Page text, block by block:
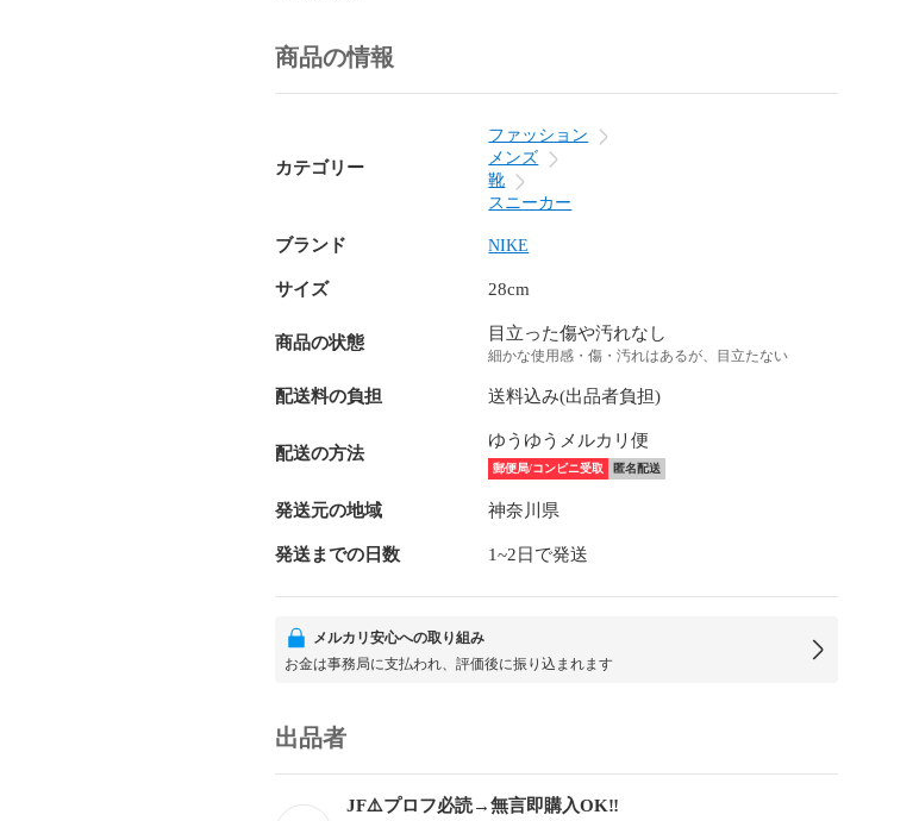
商品の情報
カテゴリー
ファッション
メンズ
靴
スニーカー
ブランド NIKE
サイズ 28cm
商品の状態 目立った傷や汚れなし
細かな使用感・傷・汚れはあるが、目立たない
配送料の負担 送料込み(出品者負担)
配送の方法
ゆうゆうメルカリ便
郵便局/コンビニ受取 匿名配送
発送元の地域 神奈川県
発送までの日数 1~2日で発送
メルカリ安心への取り組み
お金は事務局に支払われ、評価後に振り込まれます
出品者
JF⚠️プロフ必読→無言即購入OK‼️